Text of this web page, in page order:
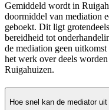
Gemiddeld wordt in
doormiddel van mediation
geboekt. Dit ligt
bereidheid tot
de mediation geen
het werk over deels
Ruigahuizen.
Hoe snel kan de mediator